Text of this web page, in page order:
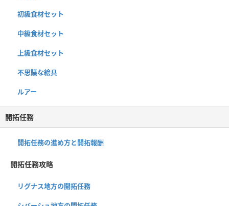
初級食材セット
中級食材セット
上級食材セット
不思議な絵具
ルアー
開拓任務
開拓任務の進め方と開拓報酬
開拓任務攻略
リグナス地方の開拓任務